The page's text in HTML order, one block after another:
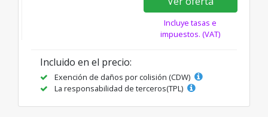
Incluye tasas e
impuestos. (VAT)
Incluido en el precio:
Exención de daños por colisión (CDW)
La responsabilidad de terceros(TPL)